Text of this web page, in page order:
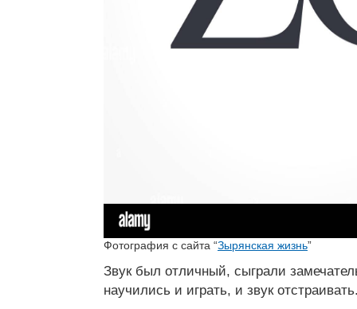
Фотография с сайта “Зырянская жизнь”
Звук был отличный, сыграли
научились и играть, и звук